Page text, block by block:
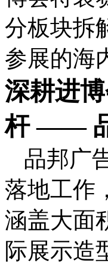
分板块拆
参展的海
深耕进
杆 ——
品邦广
落地工作
涵盖大面
际展示造